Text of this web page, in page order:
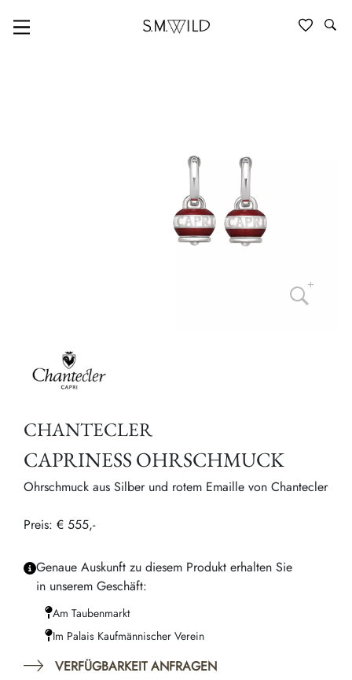
CHANTECLER
CAPRINESS OHRSCHMUCK
Ohrschmuck aus Silber und rotem Emaille von Chantecler
Preis: € 555,-
Genaue Auskunft zu diesem Produkt erhalten Sie
in unserem Geschäft:
Am Taubenmarkt
Im Palais Kaufmännischer Verein
VERFÜGBARKEIT ANFRAGEN